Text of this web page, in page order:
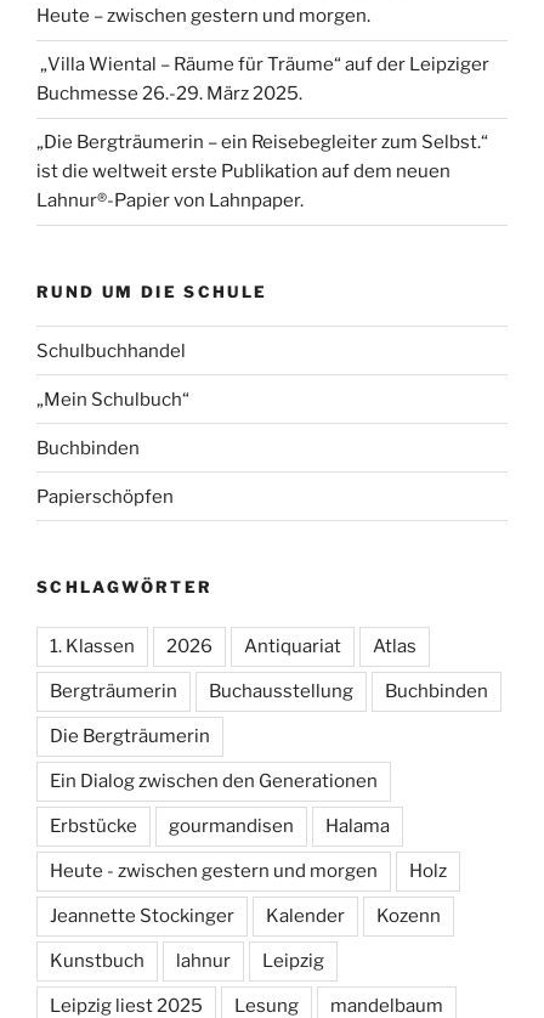
Heute – zwischen gestern und morgen.
„Villa Wiental – Räume für Träume“ auf der Leipziger
Buchmesse 26.-29. März 2025.
„Die Bergträumerin – ein Reisebegleiter zum Selbst.“
ist die weltweit erste Publikation auf dem neuen
Lahnur®-Papier von Lahnpaper.
RUND UM DIE SCHULE
Schulbuchhandel
„Mein Schulbuch“
Buchbinden
Papierschöpfen
SCHLAGWÖRTER
1. Klassen 2026 Antiquariat Atlas
Bergträumerin Buchausstellung Buchbinden
Die Bergträumerin
Ein Dialog zwischen den Generationen
Erbstücke gourmandisen Halama
Heute - zwischen gestern und morgen Holz
Jeannette Stockinger Kalender Kozenn
Kunstbuch lahnur Leipzig
Leipzig liest 2025 Lesung mandelbaum